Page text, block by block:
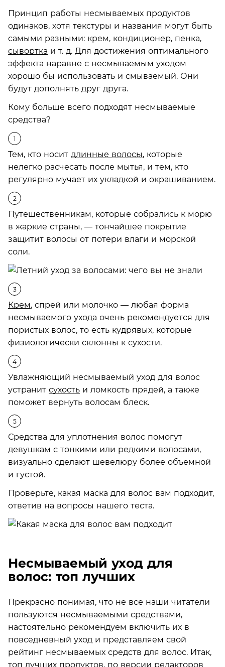
Принцип работы несмываемых продуктов
одинаков, хотя текстуры и названия могут быть
самыми разными: крем, кондиционер, пенка,
сывортка и т. д. Для достижения оптимального
эффекта наравне с несмываемым уходом
хорошо бы использовать и смываемый. Они
будут дополнять друг друга.
Кому больше всего подходят несмываемые
средства?
Тем, кто носит длинные волосы, которые
нелегко расчесать после мытья, и тем, кто
регулярно мучает их укладкой и окрашиванием.
Путешественникам, которые собрались к морю
в жаркие страны, — тончайшее покрытие
защитит волосы от потери влаги и морской
соли.
Крем, спрей или молочко — любая форма
несмываемого ухода очень рекомендуется для
пористых волос, то есть кудрявых, которые
физиологически склонны к сухости.
Увлажняющий несмываемый уход для волос
устранит сухость и ломкость прядей, а также
поможет вернуть волосам блеск.
Средства для уплотнения волос помогут
девушкам с тонкими или редкими волосами,
визуально сделают шевелюру более объемной
и густой.
Проверьте, какая маска для волос вам подходит,
ответив на вопросы нашего теста.
Несмываемый уход для
волос: топ лучших
Прекрасно понимая, что не все наши читатели
пользуются несмываемыми средствами,
настоятельно рекомендуем включить их в
повседневный уход и представляем свой
рейтинг несмываемых средств для волос. Итак,
топ лучших продуктов, по версии редакторов